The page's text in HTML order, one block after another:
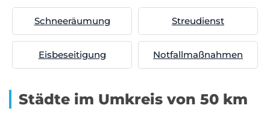
Schneeräumung Streudienst
Eisbeseitigung Notfallmaßnahmen
Städte im Umkreis von 50 km